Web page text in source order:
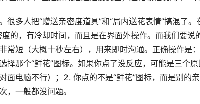
很多人把“赠送亲密度道具”和“局内送花表情”搞混了。
的，有冷却时间，而且是在界面外操作。而我们要说
常短（大概十秒左右），用来即时沟通。正确操作是
择那个“鲜花”图标。如果你点了没反应，可能是三个
面电脑不行）；2. 你点的不是“鲜花”图标，而是别的
，一般都没问题。